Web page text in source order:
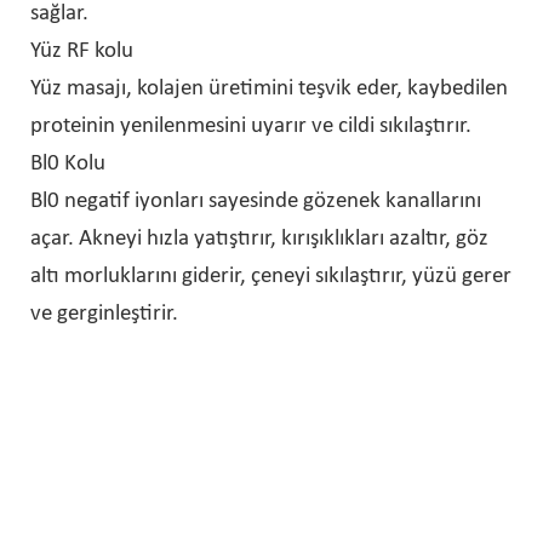
sağlar.
Yüz RF kolu
Yüz masajı, kolajen üretimini teşvik eder, kaybedilen
proteinin yenilenmesini uyarır ve cildi sıkılaştırır.
Bl0 Kolu
Bl0 negatif iyonları sayesinde gözenek kanallarını
açar. Akneyi hızla yatıştırır, kırışıklıkları azaltır, göz
altı morluklarını giderir, çeneyi sıkılaştırır, yüzü gerer
ve gerginleştirir.